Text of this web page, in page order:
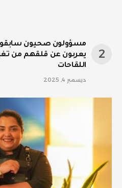
مسؤولون صحيون سابقون
يعربون عن قلقهم من
اللقاحات
ديسمبر 4, 2025